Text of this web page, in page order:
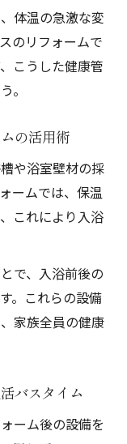
体温の急激な変
のリフォームで
こうした健康管
。
の活用術
や浴室壁材の採
ームでは、保温
これにより入浴
で、入浴前後の
。これらの設備
家族全員の健康
バスタイム
ーム後の設備を